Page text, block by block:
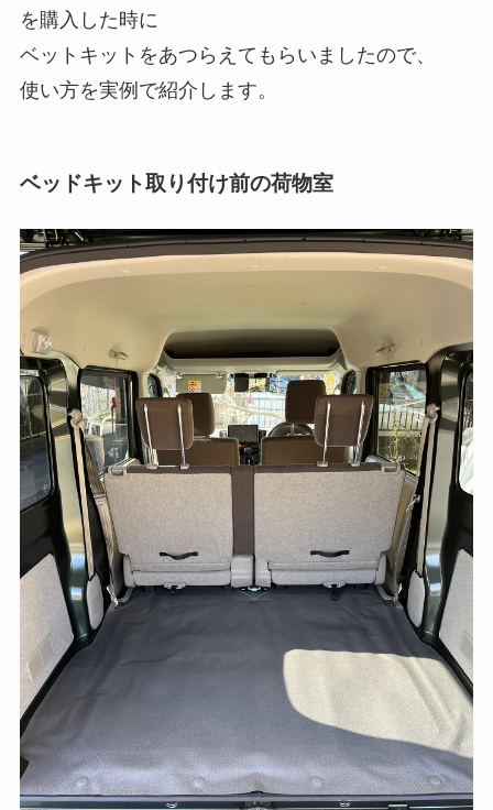
を購入した時に
ベットキットをあつらえてもらいましたので、
使い方を実例で紹介します。
ベッドキット取り付け前の荷物室